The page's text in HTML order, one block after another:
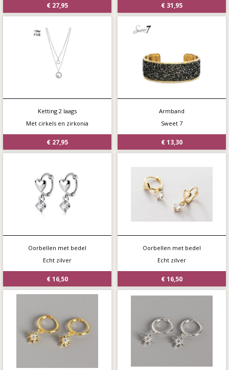
€ 27,95 € 31,95
Ketting 2 laags
Met cirkels en zirkonia
€ 27,95
Armband
Sweet 7
€ 13,30
Oorbellen met bedel
Echt zilver
€ 16,50
Oorbellen met bedel
Echt zilver
€ 16,50